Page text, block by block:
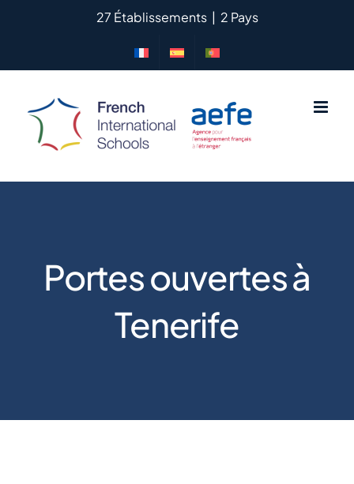
27 Établissements | 2 Pays
Portes ouvertes à
Tenerife